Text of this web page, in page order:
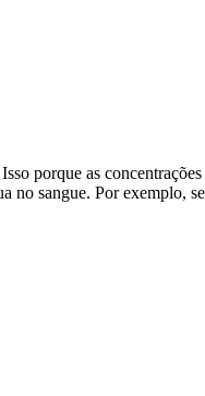
porque as
sangue. Por exemplo,